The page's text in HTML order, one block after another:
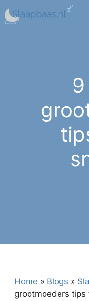
naar
Home » Blogs »
grootmoeders tips